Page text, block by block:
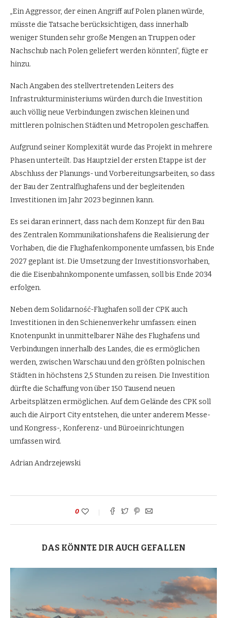
„Ein Aggressor, der einen Angriff auf Polen planen würde,
müsste die Tatsache berücksichtigen, dass innerhalb
weniger Stunden sehr große Mengen an Truppen oder
Nachschub nach Polen geliefert werden könnten”, fügte er
hinzu.
Nach Angaben des stellvertretenden Leiters des
Infrastrukturministeriums würden durch die Investition
auch völlig neue Verbindungen zwischen kleinen und
mittleren polnischen Städten und Metropolen geschaffen.
Aufgrund seiner Komplexität wurde das Projekt in mehrere
Phasen unterteilt. Das Hauptziel der ersten Etappe ist der
Abschluss der Planungs- und Vorbereitungsarbeiten, so dass
der Bau der Zentralflughafens und der begleitenden
Investitionen im Jahr 2023 beginnen kann.
Es sei daran erinnert, dass nach dem Konzept für den Bau
des Zentralen Kommunikationshafens die Realisierung der
Vorhaben, die die Flughafenkomponente umfassen, bis Ende
2027 geplant ist. Die Umsetzung der Investitionsvorhaben,
die die Eisenbahnkomponente umfassen, soll bis Ende 2034
erfolgen.
Neben dem Solidarność-Flughafen soll der CPK auch
Investitionen in den Schienenverkehr umfassen: einen
Knotenpunkt in unmittelbarer Nähe des Flughafens und
Verbindungen innerhalb des Landes, die es ermöglichen
werden, zwischen Warschau und den größten polnischen
Städten in höchstens 2,5 Stunden zu reisen. Die Investition
dürfte die Schaffung von über 150 Tausend neuen
Arbeitsplätzen ermöglichen. Auf dem Gelände des CPK soll
auch die Airport City entstehen, die unter anderem Messe-
und Kongress-, Konferenz- und Büroeinrichtungen
umfassen wird.
Adrian Andrzejewski
0
DAS KÖNNTE DIR AUCH GEFALLEN